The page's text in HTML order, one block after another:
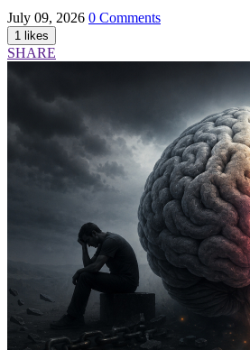
July 09, 2026 0 Comments
SHARE